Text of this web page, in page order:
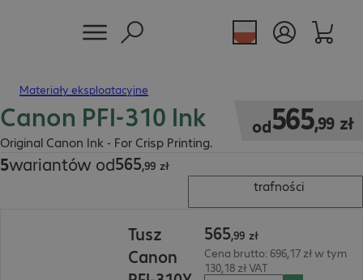
Materiały eksploatacyjne
Canon PFI-310 Ink
Original Canon Ink - For Crisp Printing.
od565,99 zł
565,99 zł
5wariantów od565,99 zł
565,99 zł
trafności
Tusz
Canon
565,99 zł
Cena brutto: 696,17 zł w tym
130,18 zł VAT